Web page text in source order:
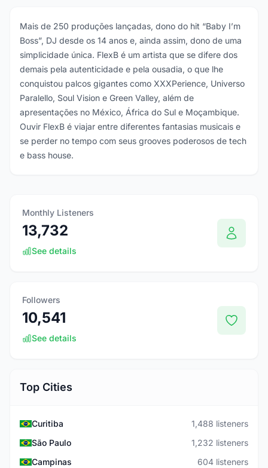
Mais de 250 produções lançadas, dono do hit “Baby I’m
Boss”, DJ desde os 14 anos e, ainda assim, dono de uma
simplicidade única. FlexB é um artista que se difere dos
demais pela autenticidade e pela ousadia, o que lhe
conquistou palcos gigantes como XXXPerience, Universo
Paralello, Soul Vision e Green Valley, além de
apresentações no México, África do Sul e Moçambique.
Ouvir FlexB é viajar entre diferentes fantasias musicais e
se perder no tempo com seus grooves poderosos de tech
e bass house.
Monthly Listeners
13,732
See details
Followers
10,541
See details
Top Cities
Curitiba
1,488 listeners
São Paulo
1,232 listeners
Campinas
604 listeners